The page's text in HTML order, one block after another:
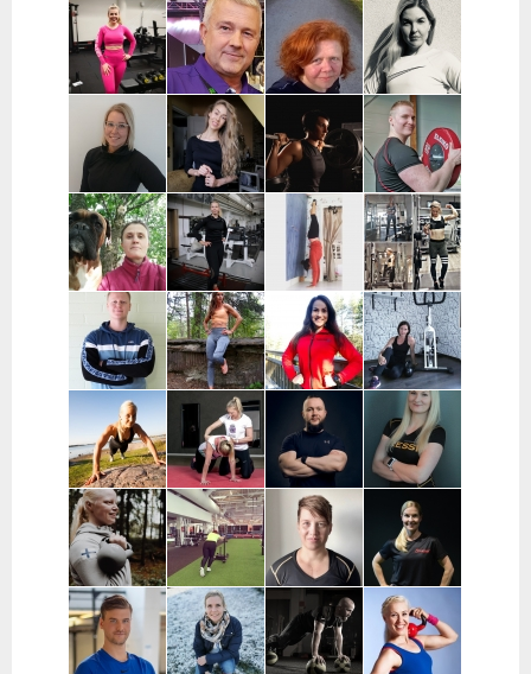
Joni Vuopio |
Pääkaupunkiseutu
Luukas Tukia |
Helsinki
Heli Toro |
Riihimäki,
Hyvinkää,
Hausjärvi,
Loppi,
Janakkala
Tanja Juntunen |
Päijät-Häme ja
Pääkaupunkiseutu
Charlotta
Grönberg |
Pääkaupunkiseutu
Stefan
Westerback |
Pääkaupunkiseutu
Eeva Nuutinen |
Pääkaupunkiseutu
ja Muu Suomi
Routa
Training |
Helsinki ja
Espoo
Jenni Sukko |
Oulu
Elina Lepistö |
Pirkanmaa
Heidi Soikkeli
| Tampere
Jani Lehtilä |
Turku ja etä
Kati Raittinen
| Turku, Raisio,
Mynämäki,
Masku,
Nousiainen
Jenna Hakala
| Turku ja
Varsinais-
Suomi
Leinimaa |
Hyvinkää,
Hausjärvi,
Riihimäki
Christin
Moritz |
Helsinki,
Espoo ja
Vantaa
Samuli
Huttunen |
Porvoo ja
lähialueet
Janette
Latva-
Valkama |
Tampere ja
lähialueet
Sofia Kuisti-
Rannanjärvi |
Seinäjoki ja
etä
Jenni Harala |
Keski-Uusimaa ja
Pääkaupunkiseutu
Mira Auvinen
| Helsinki
Marika Uoti |
Helsinki ja
Vantaa
Markus
Paajala |
Helsinki,
Espoo ja
Vantaa
Sanni
Nevalainen |
Ylöjärvi
Tanja
Siltanen |
Varsinais-
Suomi
Jenny
Kaarlela |
Lahti
Hanna
Nyyssönen |
Helsinki ja
Espoo
Ilona
Salomäki |
Turku ja
lähialue